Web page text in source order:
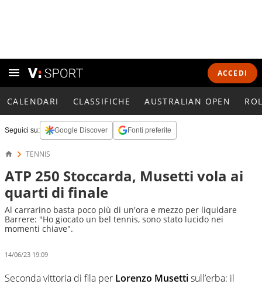
ACCEDI
CALENDARI CLASSIFICHE AUSTRALIAN OPEN
Seguici su: Google Discover Fonti preferite
TENNIS
ATP 250 Stoccarda, Musetti vola ai
quarti di finale
Al carrarino basta poco più di un'ora e mezzo per liquidare
Barrere: "Ho giocato un bel tennis, sono stato lucido nei
momenti chiave".
14/06/23 19:09
Seconda vittoria di fila per Lorenzo Musettisull’erba: il